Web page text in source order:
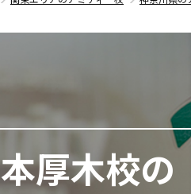
本厚木校の